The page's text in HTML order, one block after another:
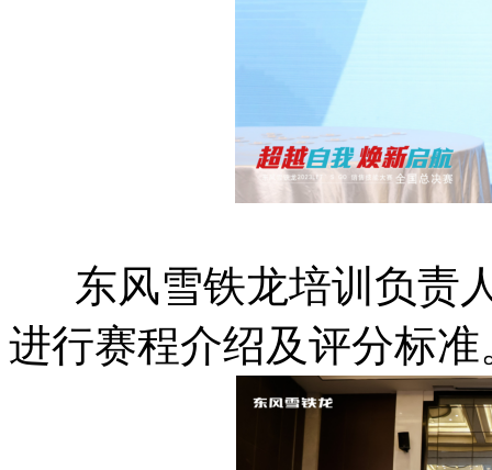
东风雪铁龙培训负责
进行赛程介绍及评分标准